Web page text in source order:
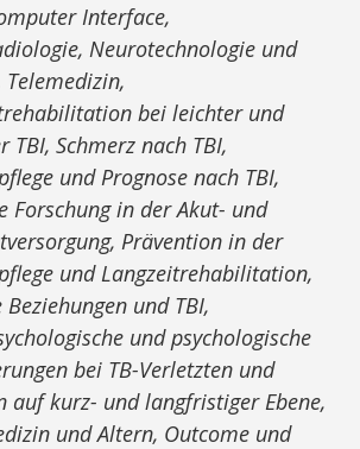
Interface,
Neurotechnologie und
Telemedizin,
bei leichter und
TBI, Schmerz nach TBI,
und Prognose nach TBI,
Forschung in der Akut- und
Prävention in der
und Langzeitrehabilitation,
Beziehungen und TBI,
und psychologische
bei TB-Verletzten und
auf kurz- und langfristiger Ebene,
und Altern, Outcome und